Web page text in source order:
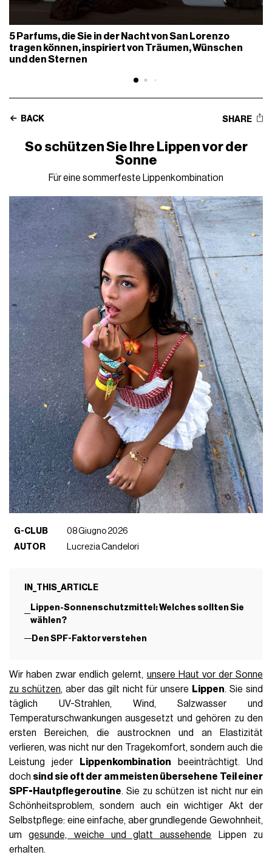
5 Parfums, die Sie in der Nacht von San Lorenzo
tragen können, inspiriert von Träumen, Wünschen
und den Sternen
BACK SHARE
So schützen Sie Ihre Lippen vor der
Sonne
Für eine sommerfeste Lippenkombination
G-CLUB
08 Giugno 2026
AUTOR
Lucrezia Candelori
IN_THIS_ARTICLE
Lippen-Sonnenschutzmittel: Welches sollten Sie
wählen?
Den SPF-Faktor verstehen
Wir haben zwar endlich gelernt, unsere Haut vor der Sonne
zu schützen, aber das gilt nicht für unsere Lippen. Sie sind
täglich UV-Strahlen, Wind, Salzwasser und
Temperaturschwankungen ausgesetzt und gehören zu den
ersten Bereichen, die austrocknen und an Elastizität
verlieren, was nicht nur den Tragekomfort, sondern auch die
Leistung jeder
Lippenkombination beeinträchtigt. Und
doch sind sie oft der am meisten übersehene Teil einer
SPF-Hautpflegeroutine. Sie zu schützen ist nicht nur ein
Schönheitsproblem, sondern auch ein wichtiger Akt der
Selbstpflege: eine einfache, aber grundlegende Gewohnheit,
umgesunde, weiche und glatt aussehende Lippen zu
erhalten.